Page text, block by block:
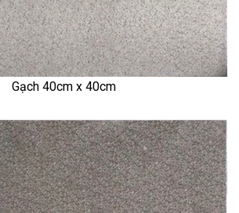
Gạch 40cm x 40cm